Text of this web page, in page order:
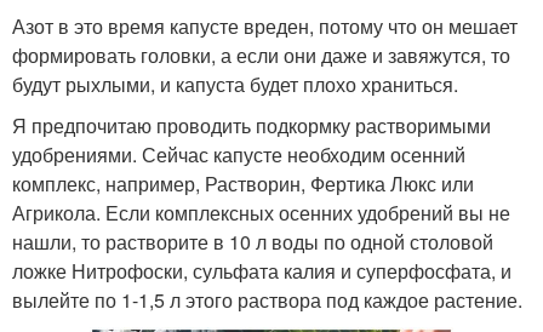
Азот в это время капусте вреден, потому что он мешает
формировать головки, а если они даже и завяжутся, то
будут рыхлыми, и капуста будет плохо храниться.
Я предпочитаю проводить подкормку растворимыми
удобрениями. Сейчас капусте необходим осенний
комплекс, например, Растворин, Фертика Люкс или
Агрикола. Если комплексных осенних удобрений вы не
нашли, то растворите в 10 л воды по одной столовой
ложке Нитрофоски, сульфата калия и суперфосфата, и
вылейте по 1-1,5 л этого раствора под каждое растение.